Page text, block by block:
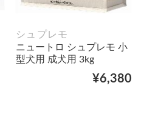
シュプレモ
ニュートロ シュプレモ 小
型犬用 成犬用 3kg
¥6,380